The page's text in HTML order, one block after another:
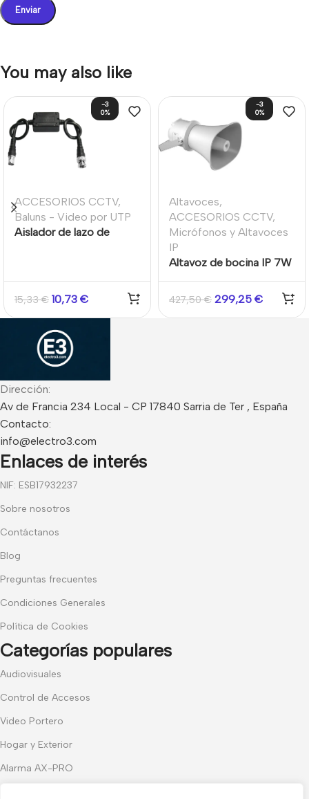
You may also like
-3
0%
ACCESORIOS CCTV,
Baluns - Video por UTP
Aislador de lazo de
15,33€ 10,73 €
-3
0%
Altavoces,
ACCESORIOS CCTV,
Micrófonos y Altavoces
IP
Altavoz de bocina IP 7W
427,50€ 299,25 €
Dirección:
Av de Francia 234 Local - CP 17840 Sarria de Ter , España
Contacto:
info@electro3.com
Enlaces de interés
NIF: ESB17932237
Sobre nosotros
Contáctanos
Blog
Preguntas frecuentes
Condiciones Generales
Política de Cookies
Categorías populares
Audiovisuales
Control de Accesos
Video Portero
Hogar y Exterior
Alarma AX-PRO